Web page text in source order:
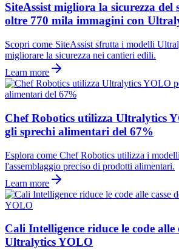
SiteAssist migliora la sicurezza del
oltre 770 mila immagini con
Scopri come SiteAssist sfrutta i modelli
migliorare la sicurezza nei cantieri edili.
Learn more
Chef Robotics utilizza Ultralytics
gli sprechi alimentari del 67%
Esplora come Chef Robotics utilizza i
l'assemblaggio preciso di prodotti alimentari.
Learn more
Cali Intelligence riduce le code alle
Ultralytics YOLO